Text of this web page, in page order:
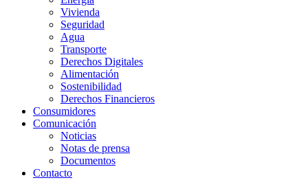
Vivienda
Seguridad
Agua
Transporte
Derechos Digitales
Alimentación
Sostenibilidad
Derechos Financieros
Consumidores
Comunicación
Noticias
Notas de prensa
Documentos
Contacto